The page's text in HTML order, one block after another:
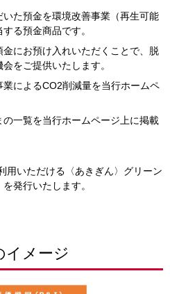
た預金を環境改善事業（再生可能
る預金商品です。
金にお預け入れいただくことで、脱
をご提供いたします。
によるCO2削減量を当行ホームペ
一覧を当行ホームページ上に掲載
用いただける〈あきぎん〉グリーン
発行いたします。
イメージ